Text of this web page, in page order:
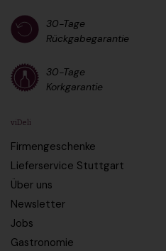
30-Tage
Rückgabegarantie
30-Tage
Korkgarantie
viDeli
Firmengeschenke
Lieferservice Stuttgart
Über uns
Newsletter
Jobs
Gastronomie